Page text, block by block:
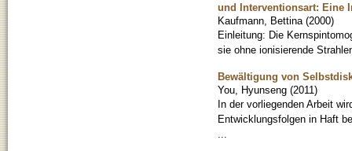
und Interventionsart: Eine
Kaufmann, Bettina (2000)
Einleitung: Die
sie ohne ionisierende
Bewältigung von
You, Hyunseng (2011)
In der vorliegenden Arbeit
Entwicklungsfolgen in Haft